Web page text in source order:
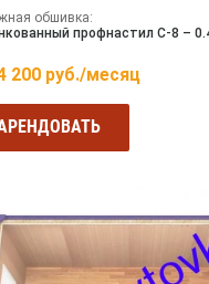
обшивка:
профнастил С-8 –
200 руб./месяц